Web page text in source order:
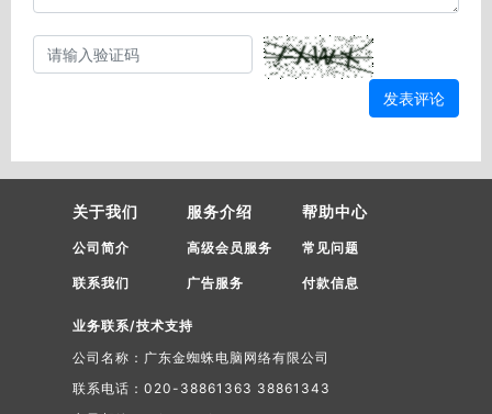
发表评论
关于我们
公司简介
联系我们
服务介绍
高级会员服务
广告服务
帮助中心
常见问题
付款信息
业务联系/技术支持
公司名称：广东金蜘蛛电脑网络有限公司
联系电话：020-38861363 38861343